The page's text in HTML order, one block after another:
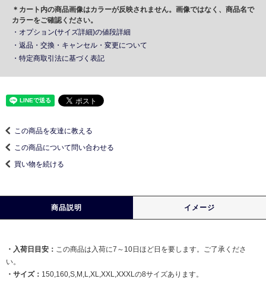
＊カート内の商品画像はカラーが反映されません。画像ではなく、商品名で
カラーをご確認ください。
・オプション(サイズ詳細)の値段詳細
・返品・交換・キャンセル・変更について
・特定商取引法に基づく表記
この商品を友達に教える
この商品について問い合わせる
買い物を続ける
商品説明 イメージ
・入荷日目安： この商品は入荷に7～10日ほど日を要します。ご了承くださ
い。
・サイズ： 150,160,S,M,L,XL,XXL,XXXLの8サイズあります。